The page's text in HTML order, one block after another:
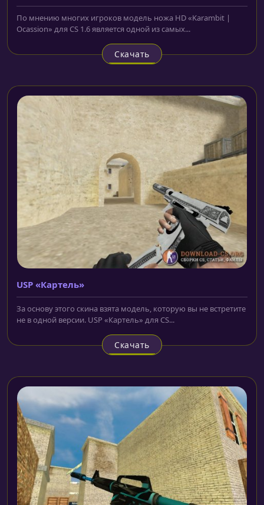
По мнению многих игроков модель ножа HD «Karambit |
Ocassion» для CS 1.6 является одной из самых...
Скачать
USP «Картель»
За основу этого скина взята модель, которую вы не встретите
не в одной версии. USP «Картель» для CS...
Скачать